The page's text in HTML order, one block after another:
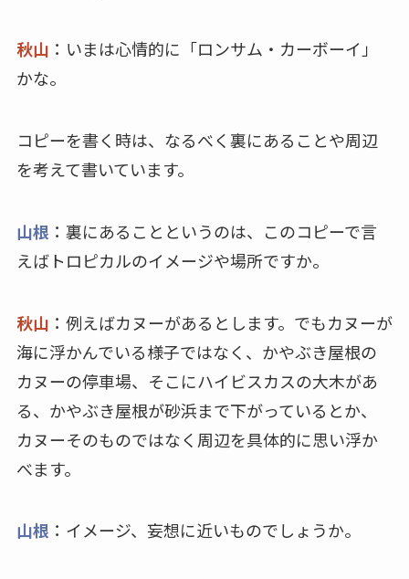
秋山 ：いまは心情的に「ロンサム・カーボーイ」
かな。
コピーを書く時は、なるべく裏にあることや周辺
を考えて書いています。
山根 ：裏にあることというのは、このコピーで言
えばトロピカルのイメージや場所ですか。
秋山 ：例えばカヌーがあるとします。でもカヌーが
海に浮かんでいる様子ではなく、かやぶき屋根の
カヌーの停車場、そこにハイビスカスの大木があ
る、かやぶき屋根が砂浜まで下がっているとか、
カヌーそのものではなく周辺を具体的に思い浮か
べます。
山根 ：イメージ、妄想に近いものでしょうか。